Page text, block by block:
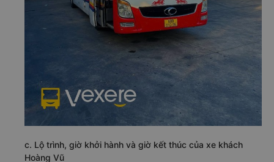
c. Lộ trình, giờ khởi hành và giờ kết thúc của xe khách
Hoàng Vũ